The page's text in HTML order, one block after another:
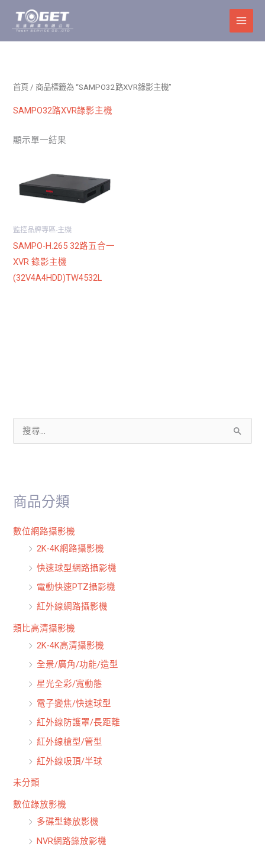
主
首頁 / 商品標籤為 “SAMPO32路XVR錄影主機”
SAMPO32路XVR錄影主機
顯示單一結果
監控品牌專區-主機
SAMPO-H.265 32路五合一
XVR 錄影主機
(32V4A4HDD)TW4532L
字
商品分類
數位網路攝影機
2K-4K網路攝影機
快速球型網路攝影機
電動快速PTZ攝影機
紅外線網路攝影機
類比高清攝影機
2K-4K高清攝影機
全景/廣角/功能/造型
星光全彩/寬動態
電子變焦/快速球型
紅外線防護罩/長距離
紅外線槍型/管型
紅外線吸頂/半球
未分類
數位錄放影機
多碟型錄放影機
NVR網路錄放影機